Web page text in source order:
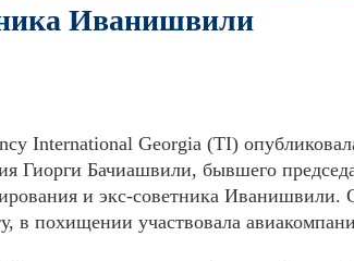
Иванишвили
International Georgia (TI)
Гиорги Бачиашвили, бывшего
и экс-советника Иванишвили.
в похищении участвовала